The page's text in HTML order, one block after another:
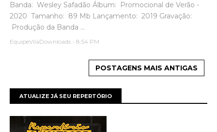
Banda: Wesley Safadão Álbum: Promocional de Verão -
2020 Tamanho: 89 Mb Lançamento: 2019 Gravação:
Produção da Banda ...
EquipeVilaDownloads - 8:54 PM
POSTAGENS MAIS ANTIGAS
ATUALIZE JÁ SEU REPERTÓRIO